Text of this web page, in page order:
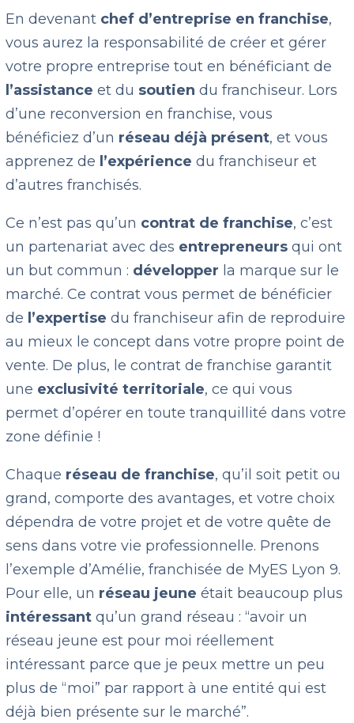
En devenant chef d’entreprise en franchise,
vous aurez la responsabilité de créer et gérer
votre propre entreprise tout en bénéficiant de
l’assistanceet du soutiendu franchiseur. Lors
d’une reconversion en franchise, vous
bénéficiez d’un réseau déjà présent, et vous
apprenez de l’expériencedu franchiseur et
d’autres franchisés.
Ce n’est pas qu’un contrat de franchise, c’est
un partenariat avec des entrepreneurs qui ont
un but commun : développer la marque sur le
marché. Ce contrat vous permet de bénéficier
de l’expertisedu franchiseur afin de reproduire
au mieux le concept dans votre propre point de
vente. De plus, le contrat de franchise garantit
une exclusivité territoriale, ce qui vous
permet d’opérer en toute tranquillité dans votre
zone définie !
Chaque réseau de franchise, qu’il soit petit ou
grand, comporte des avantages, et votre choix
dépendra de votre projet et de votre quête de
sens dans votre vie professionnelle. Prenons
l’exemple d’Amélie, franchisée de MyES Lyon 9.
Pour elle, un réseau jeune était beaucoup plus
intéressantqu’un grand réseau : “avoir un
réseau jeune est pour moi réellement
intéressant parce que je peux mettre un peu
plus de “moi” par rapport à une entité qui est
déjà bien présente sur le marché”.